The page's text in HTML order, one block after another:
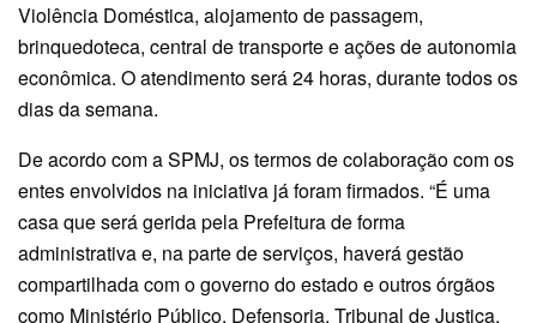
Violência Doméstica, alojamento de passagem,
brinquedoteca, central de transporte e ações de autonomia
econômica. O atendimento será 24 horas, durante todos os
dias da semana.
De acordo com a SPMJ, os termos de colaboração com os
entes envolvidos na iniciativa já foram firmados. “É uma
casa que será gerida pela Prefeitura de forma
administrativa e, na parte de serviços, haverá gestão
compartilhada com o governo do estado e outros órgãos
como Ministério Público, Defensoria, Tribunal de Justiça,